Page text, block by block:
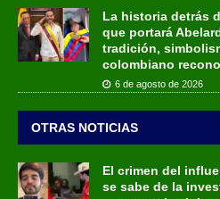
La historia detrás
que portará
tradición,
colombiano
6 de agosto de 2026
OTRAS NOTICIAS
El crimen del
se sabe de la